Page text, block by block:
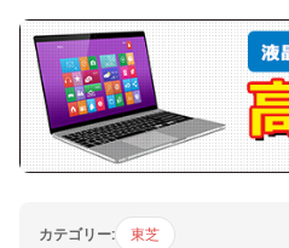
カテゴリー: 東芝